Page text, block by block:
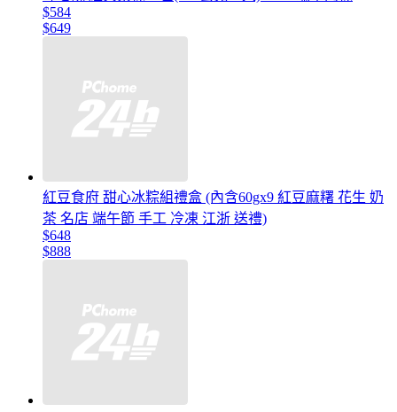
$584
$649
紅豆食府 甜心冰粽組禮盒 (內含60gx9 紅豆麻糬 花生 奶
茶 名店 端午節 手工 冷凍 江浙 送禮)
$648
$888